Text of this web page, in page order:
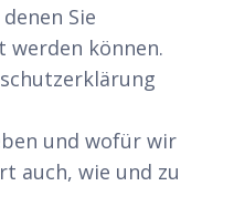
Sie
können.
und wofür wir
auch, wie und zu